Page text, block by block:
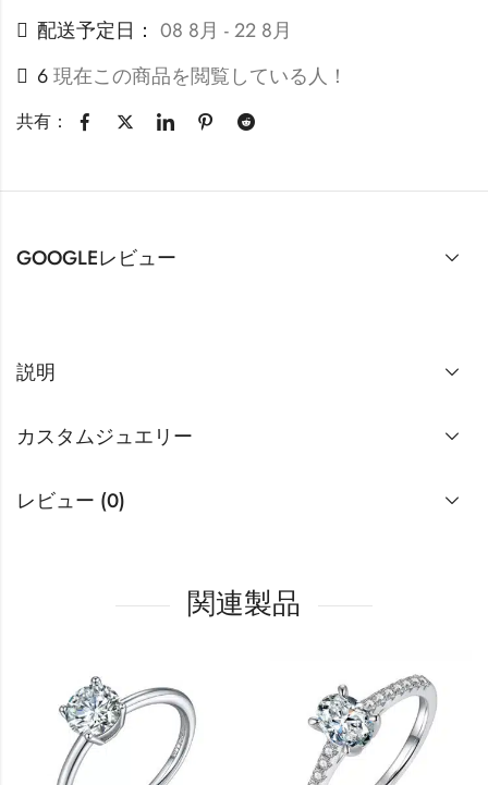
配送予定日： 08 8月 - 22 8月
6現在この商品を閲覧している人！
共有：
GOOGLEレビュー
説明
カスタムジュエリー
レビュー (0)
関連製品